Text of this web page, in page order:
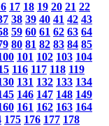
17 18 19 20 21 22
38 39 40 41 42 43
59 60 61 62 63 64
80 81 82 83 84 85
101 102 103 104
116 117 118 119
131 132 133 134
146 147 148 149
161 162 163 164
175 176 177 178